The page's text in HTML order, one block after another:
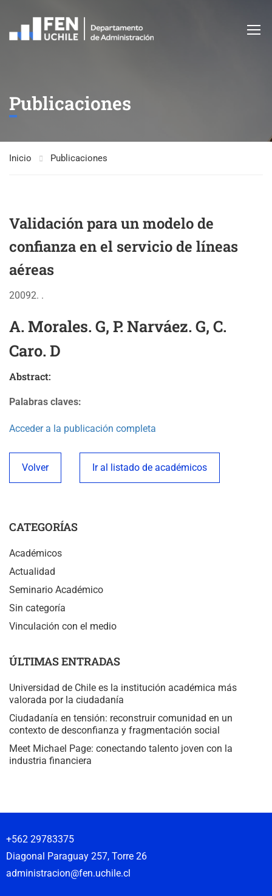
Publicaciones
Inicio Publicaciones
Validación para un modelo de
confianza en el servicio de líneas
aéreas
20092. .
A. Morales. G, P. Narváez. G, C.
Caro. D
Abstract:
Palabras claves:
Acceder a la publicación completa
Volver Ir al listado de académicos
CATEGORÍAS
Académicos
Actualidad
Seminario Académico
Sin categoría
Vinculación con el medio
ÚLTIMAS ENTRADAS
Universidad de Chile es la institución académica más
valorada por la ciudadanía
Ciudadanía en tensión: reconstruir comunidad en un
contexto de desconfianza y fragmentación social
Meet Michael Page: conectando talento joven con la
industria financiera
+562 29783375
Diagonal Paraguay 257, Torre 26
administracion@fen.uchile.cl